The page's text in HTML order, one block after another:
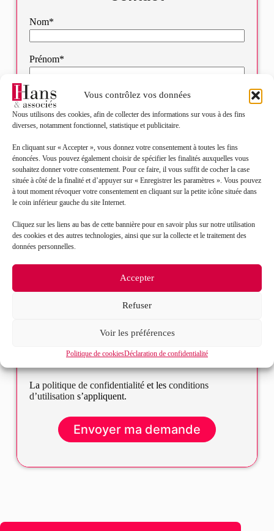
Vous contrôlez vos données
Nous utilisons des cookies, afin de collecter des informations sur vous à des fins
diverses, notamment fonctionnel, statistique et publicitaire.
En cliquant sur « Accepter », vous donnez votre consentement à toutes les fins
énoncées. Vous pouvez également choisir de spécifier les finalités auxquelles vous
souhaitez donner votre consentement. Pour ce faire, il vous suffit de cocher la case
située à côté de la finalité et d’appuyer sur « Enregistrer les paramètres ». Vous pouvez
à tout moment révoquer votre consentement en cliquant sur la petite icône située dans
le coin inférieur gauche du site Internet.
Cliquez sur les liens au bas de cette bannière pour en savoir plus sur notre utilisation
des cookies et des autres technologies, ainsi que sur la collecte et le traitement des
données personnelles.
Accepter
Refuser
Voir les préférences
Politique de cookiesDéclaration de confidentialité
Nom*
Prénom*
Mail*
Sélectionnez votre bureau
Message*
J’accepte que mes données soient traitées en accord
avec la politique de confidentialité du site*
La politique de confidentialitéet les conditions
d’utilisation s’appliquent.